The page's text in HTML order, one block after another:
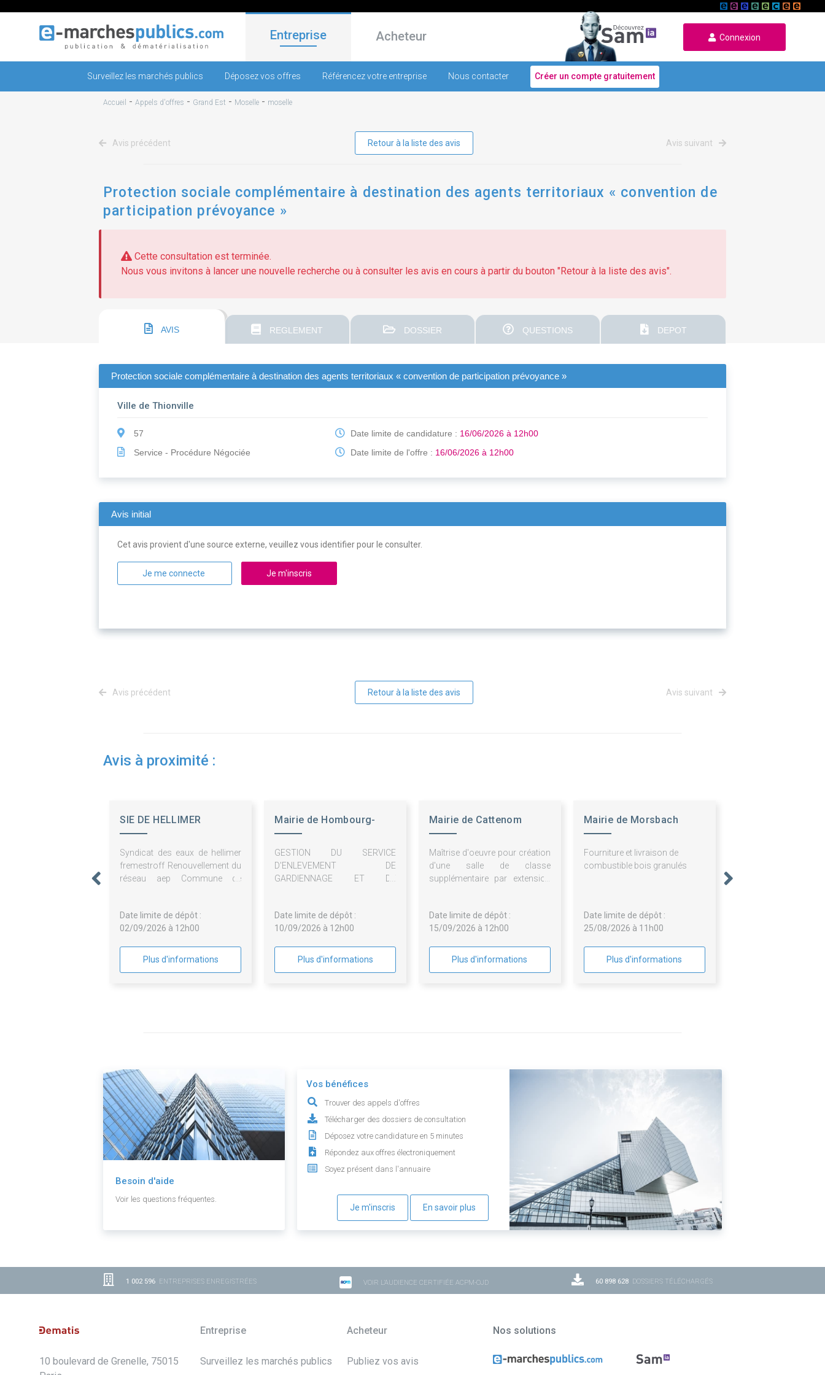
Entreprise Acheteur Connexion
Surveillez les marchés publics Déposez vos offres Référencez votre entreprise Nous contacter Créer un compte gratuitement
Accueil - Appels d'offres - Grand Est - Moselle - moselle
Avis précédent Retour à la liste des avis Avis suivant
Protection sociale complémentaire à destination des agents territoriaux « convention de
participation prévoyance »
Cette consultation est terminée.
Nous vous invitons à lancer une nouvelle recherche ou à consulter les avis en cours à partir du bouton "Retour à la liste des avis".
AVIS REGLEMENT DOSSIER QUESTIONS DEPOT
Protection sociale complémentaire à destination des agents territoriaux « convention de participation prévoyance »
Ville de Thionville
57
Service - Procédure Négociée
Date limite de candidature : 16/06/2026 à 12h00
Date limite de l'offre : 16/06/2026 à 12h00
Avis initial
Cet avis provient d'une source externe, veuillez vous identifier pour le consulter.
Je me connecte Je m'inscris
Avis précédent Retour à la liste des avis Avis suivant
Avis à proximité :
SIE DE HELLIMER
Syndicat des eaux de hellimer
fremestroff Renouvellement du
réseau aep Commune de
Date limite de dépôt :
02/09/2026 à 12h00
Plus d'informations
Mairie de Hombourg-
GESTION DU SERVICE
D'ENLEVEMENT DE
GARDIENNAGE ET DE
TERRITOIRE DE HOMBOURG-
HAUT
Date limite de dépôt :
10/09/2026 à 12h00
Plus d'informations
Mairie de Cattenom
Maîtrise d'oeuvre pour création
d'une salle de classe
supplémentaire par extension
Date limite de dépôt :
15/09/2026 à 12h00
Plus d'informations
Mairie de Morsbach
Fourniture et livraison de
combustible bois granulés
Date limite de dépôt :
25/08/2026 à 11h00
Plus d'informations
Besoin d'aide
Voir les questions fréquentes.
Vos bénéfices
Trouver des appels d'offres
Télécharger des dossiers de consultation
Déposez votre candidature en 5 minutes
Répondez aux offres électroniquement
Soyez présent dans l'annuaire
Je m'inscris En savoir plus
1 002 596 ENTREPRISES ENREGISTRÉES VOIR L'AUDIENCE CERTIFIÉE ACPM-OJD 60 898 628 DOSSIERS TÉLÉCHARGÉS
10 boulevard de Grenelle, 75015
Entreprise
Surveillez les marchés publics
Acheteur
Publiez vos avis
Nos solutions